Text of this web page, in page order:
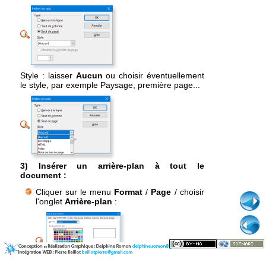
Style : laisser Aucun ou choisir éventuellement
le style, par exemple Paysage, première page...
3) Insérer un arrière-plan à tout le
document :
Cliquer sur le menu Format / Page / choisir
l'onglet Arrière-plan :